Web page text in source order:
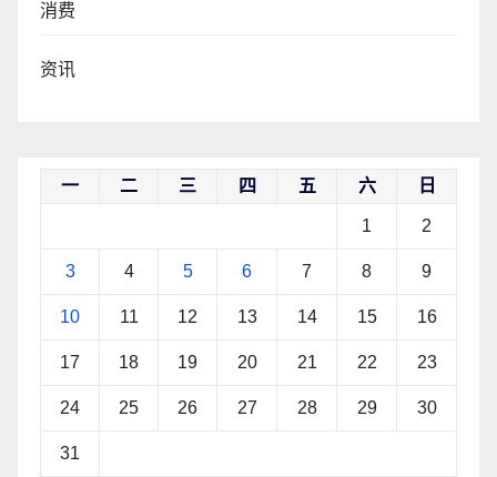
消费
资讯
一 二 三 四 五 六 日
1 2
3 4 5 6 7 8 9
10 11 12 13 14 15 16
17 18 19 20 21 22 23
24 25 26 27 28 29 30
31